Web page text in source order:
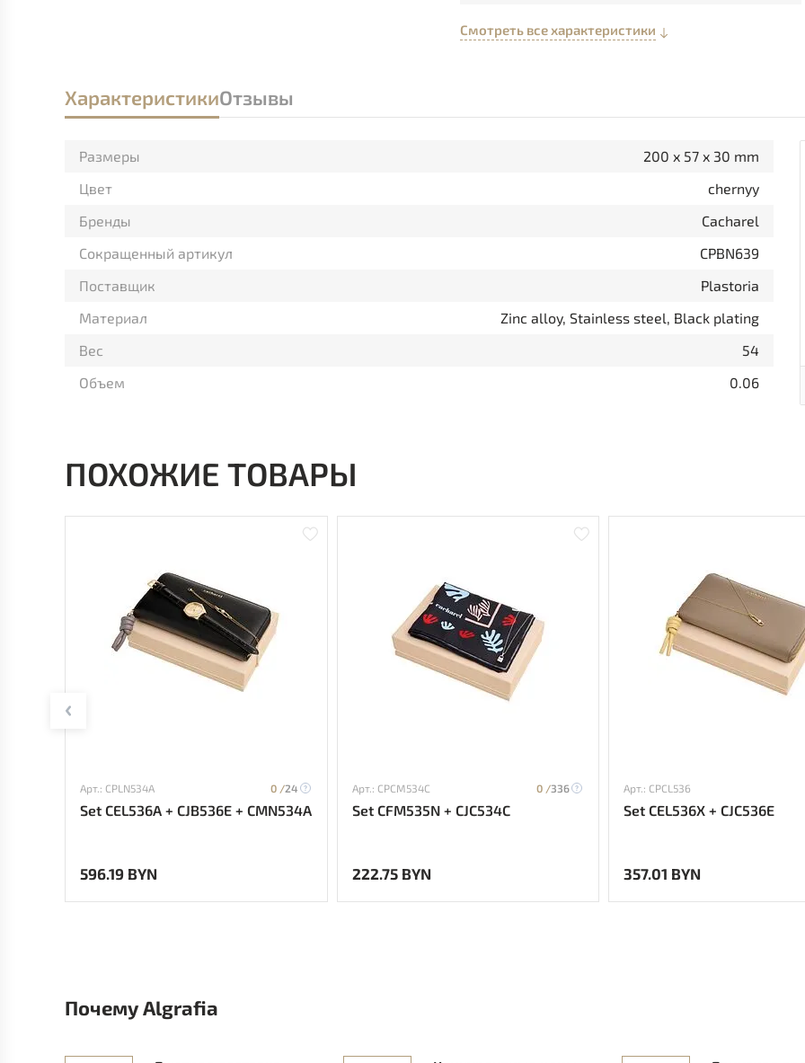
Смотреть все характеристики
ХарактеристикиОтзывы
Размеры
200 x 57 x 30 mm
Цвет
chernyy
Бренды
Cacharel
Сокращенный артикул
CPBN639
Поставщик
Plastoria
Материал
Zinc alloy, Stainless steel, Black plating
Вес
54
Объем
0.06
ПОХОЖИЕ ТОВАРЫ
Арт.: CPLN534A 0 /24
Set CEL536A + CJB536E + CMN534A
596.19 BYN
Арт.: CPCM534C 0 /336
Set CFM535N + CJC534C
222.75 BYN
Арт.: CPCL536
Set CEL536X + CJC536E
357.01 BYN
Почему Algrafia